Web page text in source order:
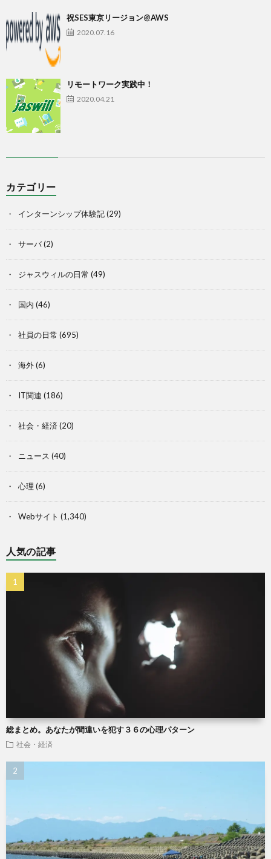
祝SES東京リージョン@AWS
2020.07.16
リモートワーク実践中！
2020.04.21
カテゴリー
インターンシップ体験記(29)
サーバ(2)
ジャスウィルの日常 (49)
国内 (46)
社員の日常 (695)
海外(6)
IT関連 (186)
社会・経済 (20)
ニュース (40)
心理 (6)
Webサイト (1,340)
人気の記事
総まとめ。あなたが間違いを犯す３６の心理パターン
社会・経済